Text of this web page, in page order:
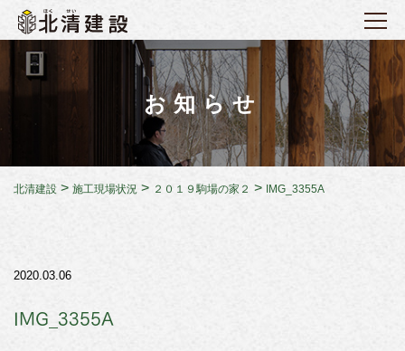
お知らせ
北清建設 > 施工現場状況 > ２０１９駒場の家２ > IMG_3355A
2020.03.06
IMG_3355A